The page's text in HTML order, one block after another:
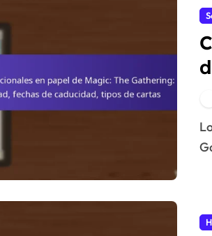
Los códigos promocionales en papel de Magic: The